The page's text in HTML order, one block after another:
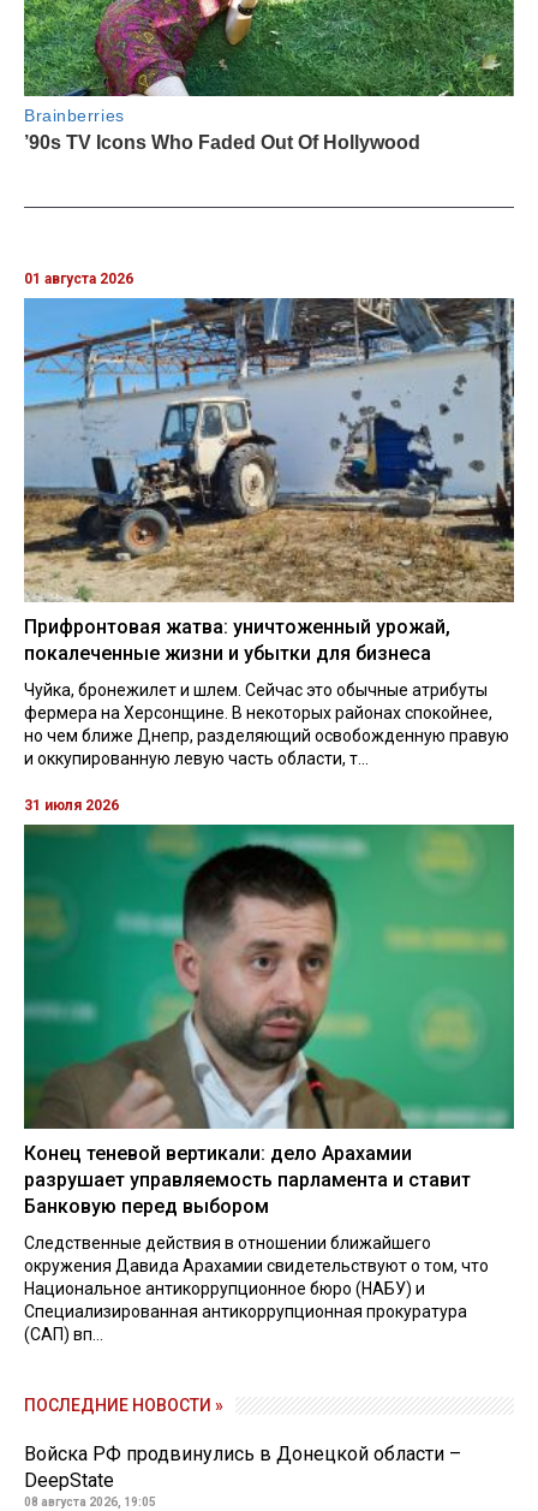
01 августа 2026
Прифронтовая жатва: уничтоженный урожай,
покалеченные жизни и убытки для бизнеса
Чуйка, бронежилет и шлем. Сейчас это обычные атрибуты
фермера на Херсонщине. В некоторых районах спокойнее,
но чем ближе Днепр, разделяющий освобожденную правую
и оккупированную левую часть области, т...
31 июля 2026
Конец теневой вертикали: дело Арахамии
разрушает управляемость парламента и ставит
Банковую перед выбором
Следственные действия в отношении ближайшего
окружения Давида Арахамии свидетельствуют о том, что
Национальное антикоррупционное бюро (НАБУ) и
Специализированная антикоррупционная прокуратура
(САП) вп...
ПОСЛЕДНИЕ НОВОСТИ »
Войска РФ продвинулись в Донецкой области –
DeepState
08 августа 2026, 19:05